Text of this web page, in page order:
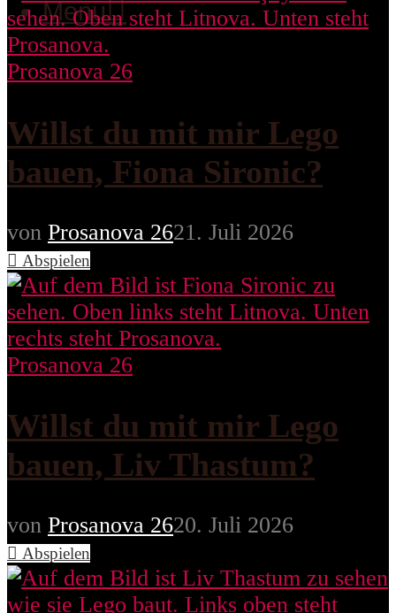
Menu
Prosanova 26
Willst du mit mir Lego
bauen, Fiona Sironic?
von Prosanova 2621. Juli 2026
Abspielen
Prosanova 26
Willst du mit mir Lego
bauen, Liv Thastum?
von Prosanova 2620. Juli 2026
Abspielen